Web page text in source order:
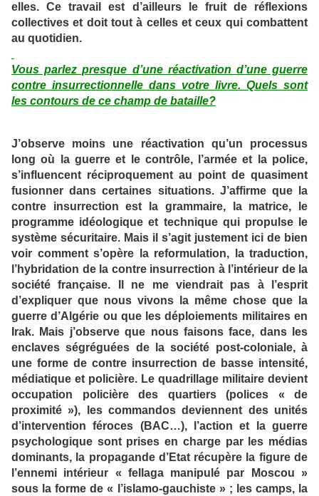
elles. Ce travail est d’ailleurs le fruit de réflexions
collectives et doit tout à celles et ceux qui combattent
au quotidien.
Vous parlez presque d’une réactivation d’une guerre
contre insurrectionnelle dans votre livre. Quels sont
les contours de ce champ de bataille?
J’observe moins une réactivation qu’un processus
long où la guerre et le contrôle, l’armée et la police,
s’influencent réciproquement au point de quasiment
fusionner dans certaines situations. J’affirme que la
contre insurrection est la grammaire, la matrice, le
programme idéologique et technique qui propulse le
système sécuritaire. Mais il s’agit justement ici de bien
voir comment s’opère la reformulation, la traduction,
l’hybridation de la contre insurrection à l’intérieur de la
société française. Il ne me viendrait pas à l’esprit
d’expliquer que nous vivons la même chose que la
guerre d’Algérie ou que les déploiements militaires en
Irak. Mais j’observe que nous faisons face, dans les
enclaves ségréguées de la société post-coloniale, à
une forme de contre insurrection de basse intensité,
médiatique et policière. Le quadrillage militaire devient
occupation policière des quartiers (polices « de
proximité »), les commandos deviennent des unités
d’intervention féroces (BAC…), l’action et la guerre
psychologique sont prises en charge par les médias
dominants, la propagande d’Etat récupère la figure de
l’ennemi intérieur « fellaga manipulé par Moscou »
sous la forme de « l’islamo-gauchiste » ; les camps, la